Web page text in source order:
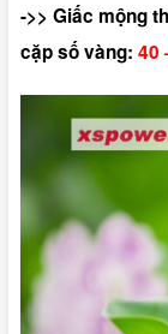
->> Giấc mộng
cặp số vàng: 40